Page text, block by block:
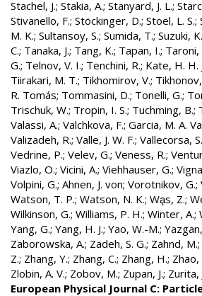
Stachel, J.; Stakia, A.; Stanyard, J. L.;
Stivanello, F.; Stöckinger, D.; Stoel, L. S.;
M. K.; Sultansoy, S.; Sumida, T.; Suzuki, K.
C.; Tanaka, J.; Tang, K.; Tapan, I.; Taroni,
G.; Telnov, V. I.; Tenchini, R.; Kate, H. H.
Tiirakari, M. T.; Tikhomirov, V.;
R. Tomás; Tommasini, D.; Tonelli, G.;
Trischuk, W.; Tropin, I. S.; Tuchming, B.;
Valassi, A.; Valchkova, F.; Garcia, M. A.
Valizadeh, R.; Valle, J. W. F.; Vallecorsa, S.
Vedrine, P.; Velev, G.; Veness, R.;
Viazlo, O.; Vicini, A.; Viehhauser, G.;
Volpini, G.; Ahnen, J. von; Vorotnikov, G.;
Watson, T. P.; Watson, N. K.; Wa̧s, Z.;
Wilkinson, G.; Williams, P. H.; Winter, A.;
Yang, G.; Yang, H. J.; Yao, W.-M.;
Zaborowska, A.; Zadeh, S. G.; Zahnd, M.;
Z.; Zhang, Y.; Zhang, C.; Zhang, H.; Zhao,
Zlobin, A. V.; Zobov, M.; Zupan, J.; Zurita,
European Physical Journal C: